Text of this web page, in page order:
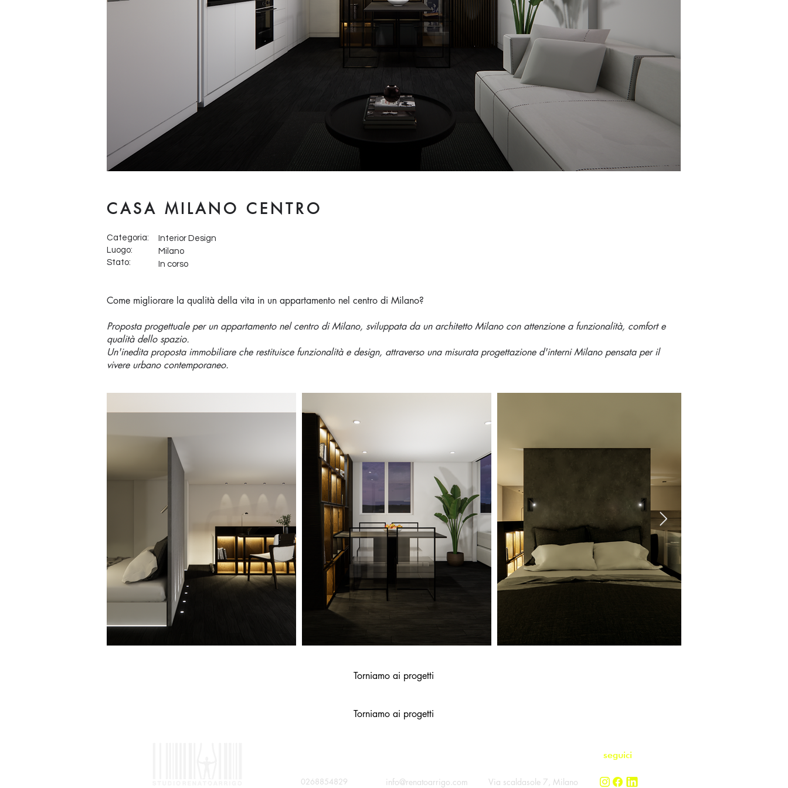
CASA MILANO CENTRO
Categoria:
Luogo:
Stato:
Interior Design
Milano
In corso
Come migliorare la qualità della vita in un appartamento nel centro di Milano?
Proposta progettuale per un appartamento nel centro di Milano, sviluppata da un architetto Milano con attenzione a funzionalità, comfort e
qualità dello spazio.
Un'inedita proposta immobiliare che restituisce funzionalità e design, attraverso una misurata progettazione d'interni Milano pensata per il
vivere urbano contemporaneo.
Torniamo ai progetti
Via scaldasole 7, Milano
seguici
0268854829 info@renatoarrigo.com
Torniamo ai progetti